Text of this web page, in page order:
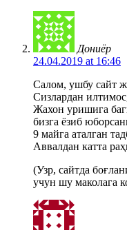
Дониёр
24.04.2019 at 16:46
Салом, ушбу сайт
Сизлардан
Жахон уришига
бизга ёзиб
9 майга аталган
Аввалдан катта
(Узр, сайтда
учун шу маколага